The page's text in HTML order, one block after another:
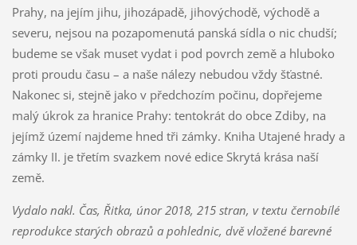
Prahy, na jejím jihu, jihozápadě, jihovýchodě, východě a
severu, nejsou na pozapomenutá panská sídla o nic chudší;
budeme se však muset vydat i pod povrch země a hluboko
proti proudu času – a naše nálezy nebudou vždy šťastné.
Nakonec si, stejně jako v předchozím počinu, dopřejeme
malý úkrok za hranice Prahy: tentokrát do obce Zdiby, na
jejímž území najdeme hned tři zámky. Kniha Utajené hrady a
zámky II. je třetím svazkem nové edice Skrytá krása naší
země.
Vydalo nakl. Čas, Řitka, únor 2018, 215 stran, v textu černobílé
reprodukce starých obrazů a pohlednic, dvě vložené barevné